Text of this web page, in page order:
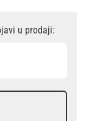
u prodaji: